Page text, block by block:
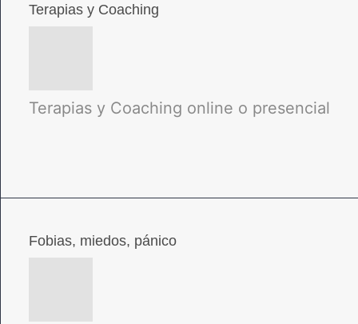
Terapias y Coaching
Terapias y Coaching online o presencial
Fobias, miedos, pánico